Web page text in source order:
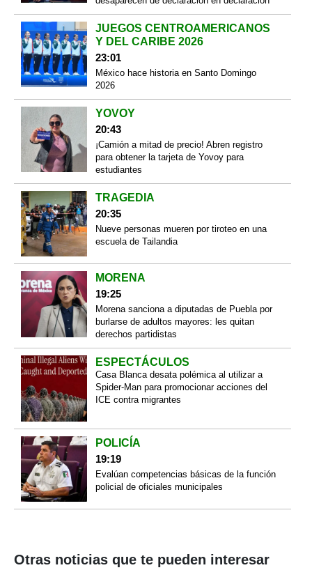
JUEGOS CENTROAMERICANOS
Y DEL CARIBE 2026
23:01
México hace historia en Santo Domingo
2026
YOVOY
20:43
¡Camión a mitad de precio! Abren registro
para obtener la tarjeta de Yovoy para
estudiantes
TRAGEDIA
20:35
Nueve personas mueren por tiroteo en una
escuela de Tailandia
MORENA
19:25
Morena sanciona a diputadas de Puebla por
burlarse de adultos mayores: les quitan
derechos partidistas
ESPECTÁCULOS
Casa Blanca desata polémica al utilizar a
Spider-Man para promocionar acciones del
ICE contra migrantes
POLICÍA
19:19
Evalúan competencias básicas de la función
policial de oficiales municipales
Otras noticias que te pueden interesar